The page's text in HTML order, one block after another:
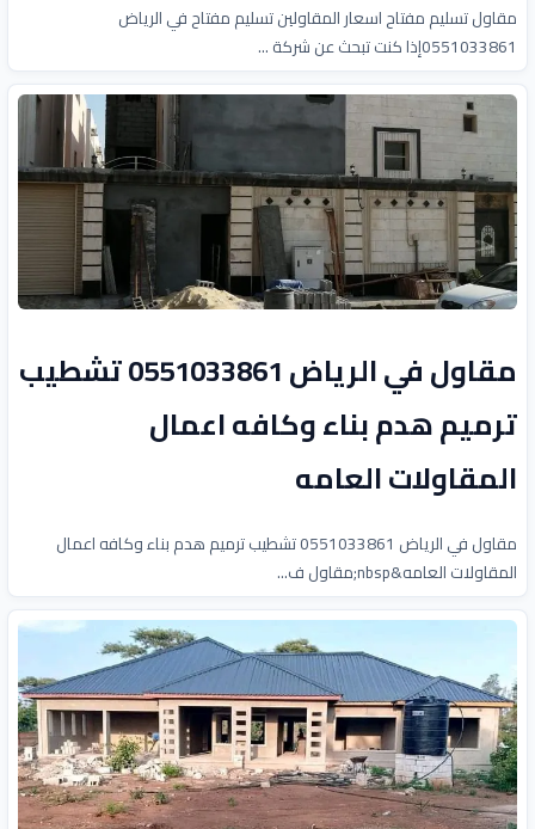
مقاول تسليم مفتاح اسعار المقاولين تسليم مفتاح في الرياض
0551033861إذا كنت تبحث عن شركة ...
مقاول في الرياض 0551033861 تشطيب
ترميم هدم بناء وكافه اعمال
المقاولات العامه
مقاول في الرياض 0551033861 تشطيب ترميم هدم بناء وكافه اعمال
المقاولات العامه&nbsp;مقاول ف...